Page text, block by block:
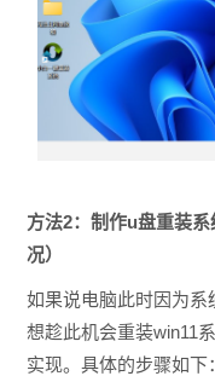
方法2： 制作u盘重装
况）
如果说电脑此时因为系
想趁此机会重装win11
实现。具体的步骤如下：